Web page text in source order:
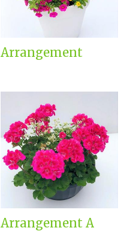
Arrangement
Arrangement A